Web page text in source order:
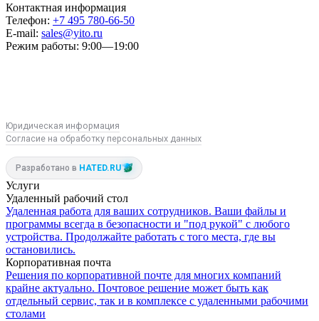
Контактная информация
Телефон: +7 495 780-66-50
E-mail: sales@yito.ru
Режим работы: 9:00—19:00
Юридическая информация
Согласие на обработку персональных данных
Разработано в HATED.RU
Услуги
Удаленный рабочий стол
Удаленная работа для ваших сотрудников. Ваши файлы и
программы всегда в безопасности и "под рукой" с любого
устройства. Продолжайте работать с того места, где вы
остановились.
Корпоративная почта
Решения по корпоративной почте для многих компаний
крайне актуально. Почтовое решение может быть как
отдельный сервис, так и в комплексе с удаленными рабочими
столами